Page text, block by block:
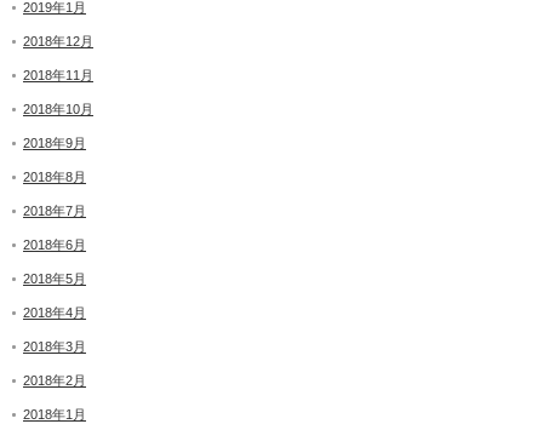
2019年1月
2018年12月
2018年11月
2018年10月
2018年9月
2018年8月
2018年7月
2018年6月
2018年5月
2018年4月
2018年3月
2018年2月
2018年1月